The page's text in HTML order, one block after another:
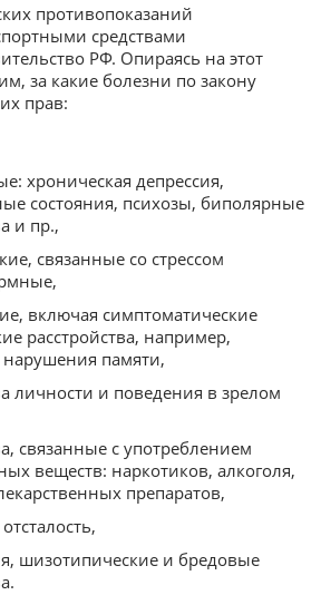
противопоказаний
средствами
РФ. Опираясь на этот
за какие болезни по закону
прав:
хроническая депрессия,
состояния, психозы, биполярные
и пр.,
связанные со стрессом
включая симптоматические
расстройства, например,
памяти,
личности и поведения в зрелом
связанные с употреблением
веществ: наркотиков, алкоголя,
препаратов,
шизотипические и бредовые